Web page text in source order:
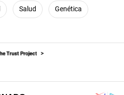
Salud Genética